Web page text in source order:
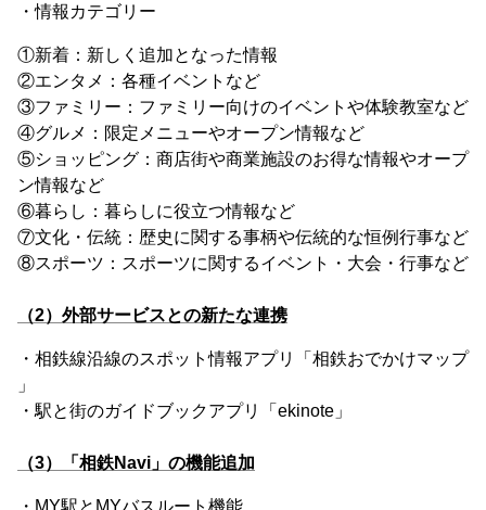
・情報カテゴリー
①新着：新しく追加となった情報
②エンタメ：各種イベントなど
③ファミリー：ファミリー向けのイベントや体験教室など
④グルメ：限定メニューやオープン情報など
⑤ショッピング：商店街や商業施設のお得な情報やオープ
ン情報など
⑥暮らし：暮らしに役立つ情報など
⑦文化・伝統：歴史に関する事柄や伝統的な恒例行事など
⑧スポーツ：スポーツに関するイベント・大会・行事など
（2）外部サービスとの新たな連携
・相鉄線沿線のスポット情報アプリ「相鉄おでかけマップ
」
・駅と街のガイドブックアプリ「ekinote」
（3）「相鉄Navi」の機能追加
・MY駅とMYバスルート機能